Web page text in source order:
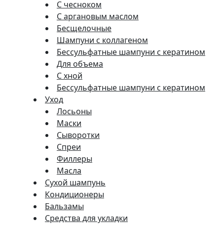
С чесноком
С аргановым маслом
Бесщелочные
Шампуни с коллагеном
Бессульфатные шампуни с кератином
Для объема
С хной
Бессульфатные шампуни с кератином
Уход
Лосьоны
Маски
Сыворотки
Спреи
Филлеры
Масла
Сухой шампунь
Кондиционеры
Бальзамы
Средства для укладки